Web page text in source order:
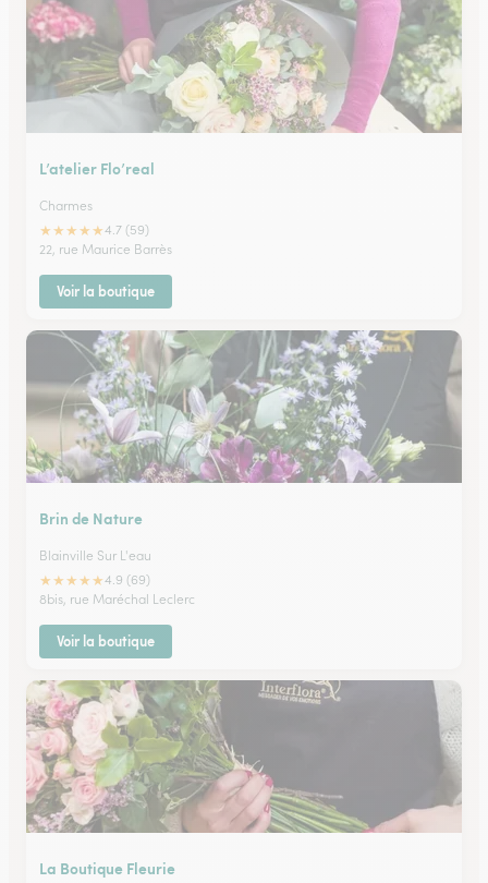
L’atelier Flo’real
Charmes
★★★★★4.7 (59)
22, rue Maurice Barrès
Voir la boutique
Brin de Nature
Blainville Sur L'eau
★★★★★4.9 (69)
8bis, rue Maréchal Leclerc
Voir la boutique
La Boutique Fleurie